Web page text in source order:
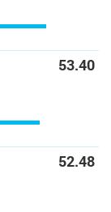
53.40
52.48